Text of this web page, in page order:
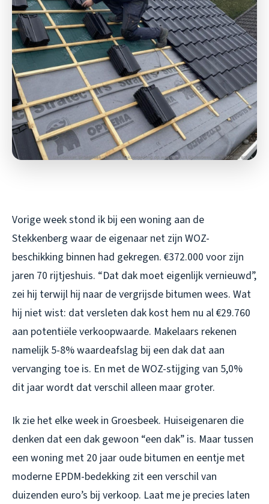
Vorige week stond ik bij een woning aan de
Stekkenberg waar de eigenaar net zijn WOZ-
beschikking binnen had gekregen. €372.000 voor zijn
jaren 70 rijtjeshuis. “Dat dak moet eigenlijk vernieuwd”,
zei hij terwijl hij naar de vergrijsde bitumen wees. Wat
hij niet wist: dat versleten dak kost hem nu al €29.760
aan potentiële verkoopwaarde. Makelaars rekenen
namelijk 5-8% waardeafslag bij een dak dat aan
vervanging toe is. En met de WOZ-stijging van 5,0%
dit jaar wordt dat verschil alleen maar groter.
Ik zie het elke week in Groesbeek. Huiseigenaren die
denken dat een dak gewoon “een dak” is. Maar tussen
een woning met 20 jaar oude bitumen en eentje met
moderne EPDM-bedekking zit een verschil van
duizenden euro’s bij verkoop. Laat me je precies laten